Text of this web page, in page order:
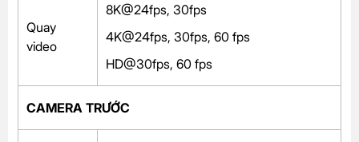
Quay
video
8K@24fps, 30fps
4K@24fps, 30fps, 60 fps
HD@30fps, 60 fps
CAMERA TRƯỚC